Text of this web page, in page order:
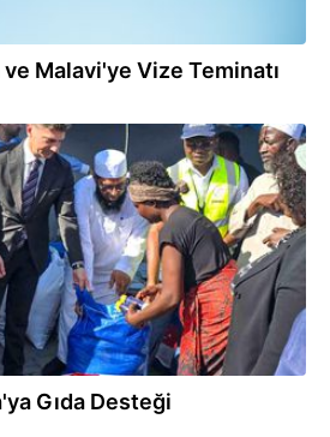
Malavi'ye Vize Teminatı
Gıda Desteği